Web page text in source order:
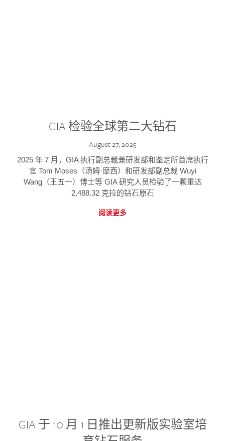
GIA 检验全球第二大钻石
August 27, 2025
2025 年 7 月，GIA 执行副总裁兼研发部和鉴定所首席执行
官 Tom Moses（汤姆·摩西）和研发部副总裁 Wuyi
Wang（王五一）博士等 GIA 研究人员检验了一颗重达
2,488.32 克拉的钻石原石
阅读更多
GIA 于 10 月 1 日推出更新版实验室培